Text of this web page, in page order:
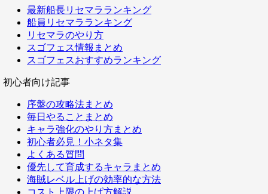
最新船長リセマラランキング
船員リセマラランキング
リセマラのやり方
スゴフェス情報まとめ
スゴフェスおすすめランキング
初心者向け記事
序盤の攻略法まとめ
毎日やることまとめ
キャラ強化のやり方まとめ
初心者必見！小ネタ集
よくある質問
優先して育成するキャラまとめ
海賊レベル上げの効率的な方法
コスト上限の上げ方解説